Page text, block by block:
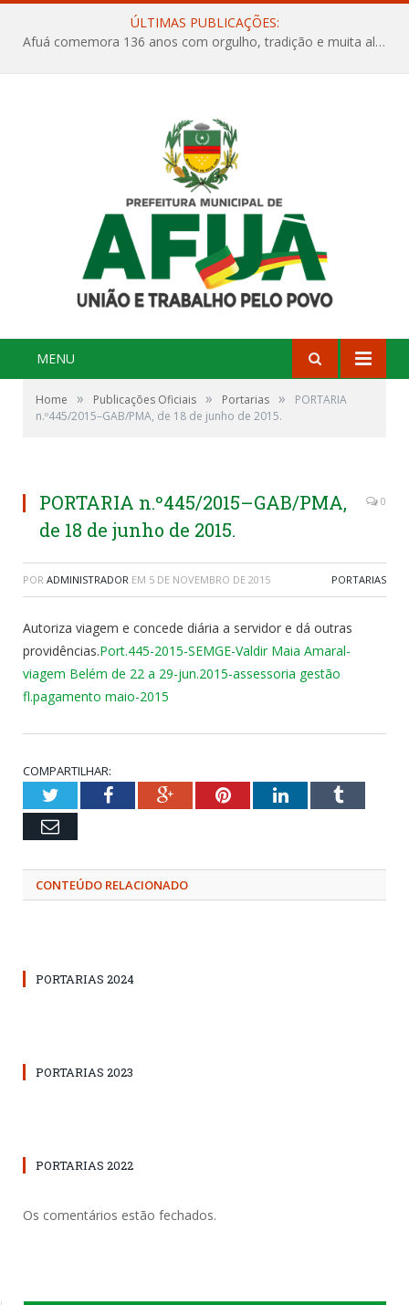
ÚLTIMAS PUBLICAÇÕES:
Afuá comemora 136 anos com orgulho, tradição e muita alegria na Quadra Dr. Nelson Salomão
MENU
Home » Publicações Oficiais » Portarias »
PORTARIA
n.º445/2015–GAB/PMA, de 18 de junho de 2015.
PORTARIA n.º445/2015–GAB/PMA,
de 18 de junho de 2015.
0
POR ADMINISTRADOR EM 5 DE NOVEMBRO DE 2015 PORTARIAS
Autoriza viagem e concede diária a servidor e dá outras
providências.Port.445-2015-SEMGE-Valdir Maia Amaral-
viagem Belém de 22 a 29-jun.2015-assessoria gestão
fl.pagamento maio-2015
COMPARTILHAR:
TwitterFacebookGoogle+PinterestLinkedInTumblr
Email
CONTEÚDO RELACIONADO
PORTARIAS 2024
PORTARIAS 2023
PORTARIAS 2022
Os comentários estão fechados.